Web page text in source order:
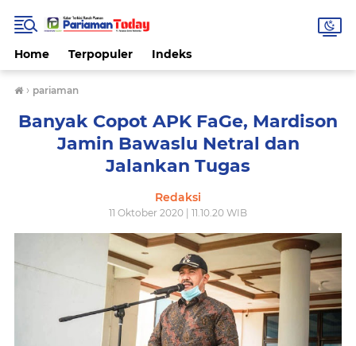
Home Terpopuler Indeks
› pariaman
Banyak Copot APK FaGe, Mardison
Jamin Bawaslu Netral dan
Jalankan Tugas
Redaksi
11 Oktober 2020 | 11.10.20 WIB